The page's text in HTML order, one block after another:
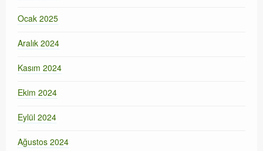
Ocak 2025
Aralık 2024
Kasım 2024
Ekim 2024
Eylül 2024
Ağustos 2024